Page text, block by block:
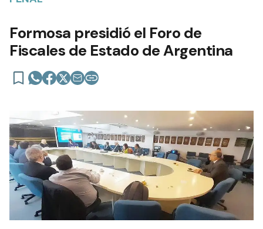
Formosa presidió el Foro de
Fiscales de Estado de Argentina